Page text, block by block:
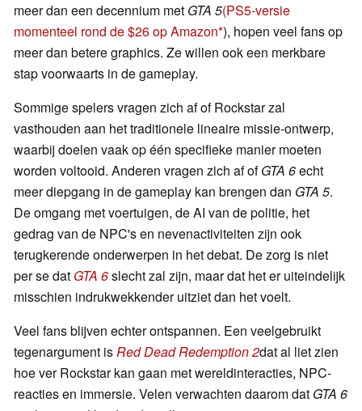
meer dan een decennium met GTA 5(PS5-versie
momenteel rond de $26 op Amazon ), hopen veel fans op
meer dan betere graphics. Ze willen ook een merkbare
stap voorwaarts in de gameplay.
Sommige spelers vragen zich af of Rockstar zal
vasthouden aan het traditionele lineaire missie-ontwerp,
waarbij doelen vaak op één specifieke manier moeten
worden voltooid. Anderen vragen zich af ofGTA 6echt
meer diepgang in de gameplay kan brengen dan GTA 5.
De omgang met voertuigen, de AI van de politie, het
gedrag van de NPC's en nevenactiviteiten zijn ook
terugkerende onderwerpen in het debat. De zorg is niet
per se dat GTA 6slecht zal zijn, maar dat het er uiteindelijk
misschien indrukwekkender uitziet dan het voelt.
Veel fans blijven echter ontspannen. Een veelgebruikt
tegenargument isRed Dead Redemption 2dat al liet zien
hoe ver Rockstar kan gaan met wereldinteracties, NPC-
reacties en immersie. Velen verwachten daarom dat GTA 6